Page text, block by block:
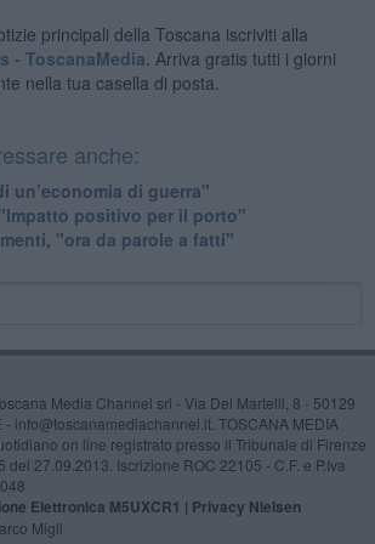
principali della Toscana iscriviti alla
- ToscanaMedia. Arriva gratis tutti i giorni
nella tua casella di posta.
anche:
un’economia di guerra"
positivo per il porto"
"ora da parole a fatti"
Media Channel srl - Via Dei Martelli, 8 - 50129
- info@toscanamediachannel.it. TOSCANA MEDIA
on line registrato presso il Tribunale di Firenze
del 27.09.2013. Iscrizione ROC 22105 - C.F. e P.Iva
Elettronica M5UXCR1 | Privacy Nielsen
Migli